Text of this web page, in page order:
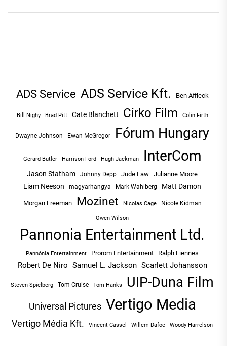
ADS Service ADS Service Kft. Ben Affleck
Bill Nighy Brad Pitt Cate Blanchett Cirko Film Colin Firth
Dwayne Johnson Ewan McGregor Fórum Hungary
Gerard Butler Harrison Ford Hugh Jackman InterCom
Jason Statham Johnny Depp Jude Law Julianne Moore
Liam Neeson magyarhangya Mark Wahlberg Matt Damon
Morgan Freeman Mozinet Nicolas Cage Nicole Kidman
Owen Wilson
Pannonia Entertainment Ltd.
Pannónia Entertainment Prorom Entertainment Ralph Fiennes
Robert De Niro Samuel L. Jackson Scarlett Johansson
Steven Spielberg Tom Cruise Tom Hanks UIP-Duna Film
Universal Pictures Vertigo Media
Vertigo Média Kft. Vincent Cassel Willem Dafoe Woody Harrelson